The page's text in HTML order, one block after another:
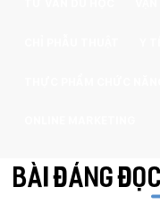
BÀI ĐÁNG ĐỌC